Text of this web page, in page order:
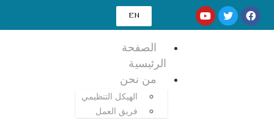
EN
الصفحة
الرئيسية
من نحن
الهيكل التنظيمي
فريق العمل